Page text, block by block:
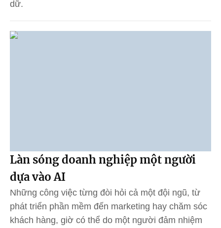
dữ.
Làn sóng doanh nghiệp một người
dựa vào AI
Những công việc từng đòi hỏi cả một đội ngũ, từ
phát triển phần mềm đến marketing hay chăm sóc
khách hàng, giờ có thể do một người đảm nhiệm